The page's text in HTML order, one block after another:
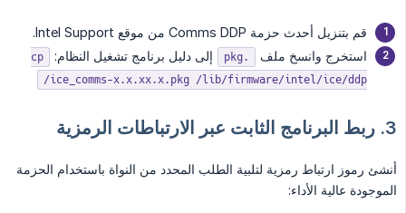
قم بتنزيل أحدث حزمة Comms DDP من موقع Intel Support.
استخرج وانسخ ملف
.pkg إلى دليل برنامج تشغيل النظام:
cp
ice_comms-x.x.xx.x.pkg /lib/firmware/intel/ice/ddp/
3. ربط البرنامج الثابت عبر الارتباطات الرمزية
أنشئ رموز ارتباط رمزية لتلبية الطلب المحدد من النواة باستخدام الحزمة
الموجودة عالية الأداء: